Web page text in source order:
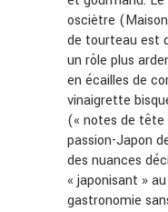
osciètre
de tourteau est
un rôle plus
en écailles de
vinaigrette
(« notes de tête
passion-Japon
des nuances
« japonisant »
gastronomie